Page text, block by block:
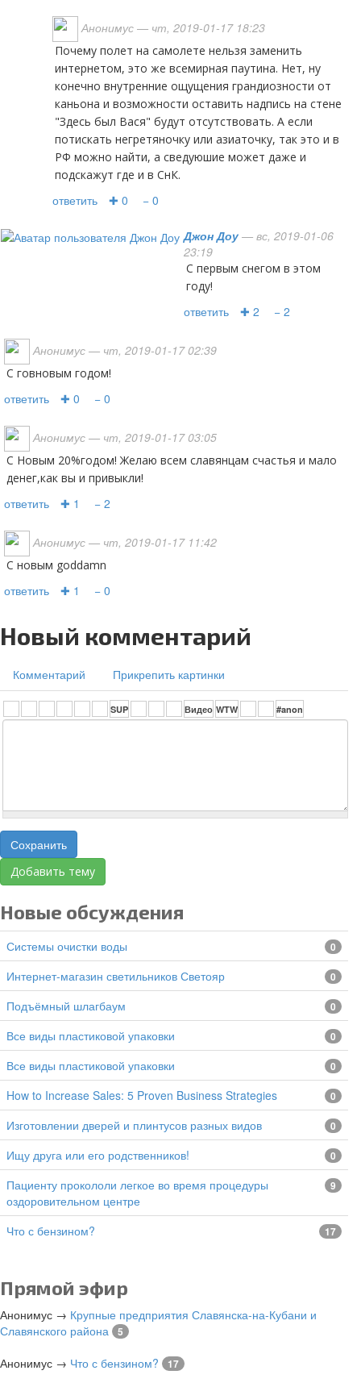
Анонимус — чт, 2019-01-17 18:23
Почему полет на самолете нельзя заменить
интернетом, это же всемирная паутина. Нет, ну
конечно внутренние ощущения грандиозности от
каньона и возможности оставить надпись на стене
"Здесь был Вася" будут отсутствовать. А если
потискать негретяночку или азиаточку, так это и в
РФ можно найти, а сведуюшие может даже и
подскажут где и в СнК.
ответить ✚ 0 − 0
Джон Доу — вс, 2019-01-06
23:19
С первым снегом в этом
году!
ответить ✚ 2 − 2
Анонимус — чт, 2019-01-17 02:39
с говновым годом!
ответить ✚ 0 − 0
Анонимус — чт, 2019-01-17 03:05
С Новым 20%годом! Желаю всем славянцам счастья и мало
денег,как вы и привыкли!
ответить ✚ 1 − 2
Анонимус — чт, 2019-01-17 11:42
С новым goddamn
ответить ✚ 1 − 0
Новый комментарий
Комментарий Прикрепить картинки
Сохранить
Добавить тему
Новые обсуждения
Системы очистки воды 0
Интернет-магазин светильников Светояр 0
подъёмный шлагбаум 0
все виды пластиковой упаковки 0
все виды пластиковой упаковки 0
How to Increase Sales: 5 Proven Business Strategies 0
изготовлении дверей и плинтусов разных видов 0
Ищу друга или его родственников! 0
Пациенту прокололи легкое во время процедуры
оздоровительном центре
9
Что с бензином? 17
Прямой эфир
Анонимус → Крупные предприятия Славянска-на-Кубани и
Славянского района
5
Анонимус → Что с бензином? 17